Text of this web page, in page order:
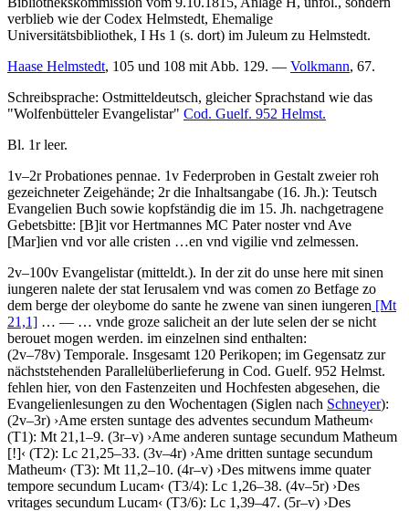
verblieb wie der Codex Helmstedt, Ehemalige
Universitätsbibliothek, I Hs 1 (s. dort) im Juleum zu Helmstedt.
Haase Helmstedt, 105 und 108 mit Abb. 129. — Volkmann, 67.
Schreibsprache: Ostmitteldeutsch, gleicher Sprachstand wie das
"Wolfenbütteler Evangelistar" Cod. Guelf. 952 Helmst.
Bl. 1r leer.
1v–2rProbationes pennae. 1v Federproben in Gestalt zweier roh
gezeichneter Zeigehände; 2r die Inhaltsangabe (16. Jh.): Teutsch
Evangelien Buch sowie kopfständig die im 15. Jh. nachgetragene
Gebetsbitte: [B]it vor Hertmannes MC Pater noster vnd Ave
[Mar]ien vnd vor alle cristen …en vnd vigilie vnd zelmessen.
2v–100v Evangelistar(mitteldt.). In der zit do unse here mit sinen
iungeren nalete der stat Ierusalem vnd was comen zo Betfage zo
dem berge der oleybome do sante he zwene van sinen iungeren [Mt
21,1] … — … vnde groze salicheit an der lute selen der se nicht
berouet mogen werden. im einzelnen sind enthalten:
(2v–78v) Temporale. Insgesamt 120 Perikopen; im Gegensatz zur
nächststehenden Parallelüberlieferung in Cod. Guelf. 952 Helmst.
fehlen hier, von den Fastenzeiten und Hochfesten abgesehen, die
Evangelienlesungen zu den Wochentagen (Siglen nach Schneyer):
(2v–3r) ›Ame ersten suntage des adventes secundum Matheum‹
(T1): Mt 21,1–9. (3r–v) ›Ame anderen suntage secundum Matheum
[!]‹ (T2): Lc 21,25–33. (3v–4r) ›Ame dritten suntage secundum
Matheum‹ (T3): Mt 11,2–10. (4r–v) ›Des mitwens imme quater
tempore secundum Lucam‹ (T3/4): Lc 1,26–38. (4v–5r) ›Des
vritages secundum Lucam‹ (T3/6): Lc 1,39–47. (5r–v) ›Des